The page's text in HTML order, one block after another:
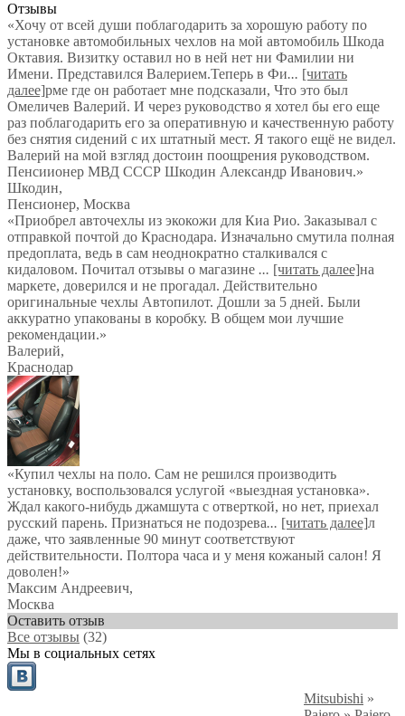
Отзывы
«Хочу от всей души поблагодарить за хорошую работу по
установке автомобильных чехлов на мой автомобиль Шкода
Октавия. Визитку оставил но в ней нет ни Фамилии ни
Имени. Представился Валерием.Теперь в Фи... [читать
далее]рме где он работает мне подсказали, Что это был
Омеличев Валерий. И через руководство я хотел бы его еще
раз поблагодарить его за оперативную и качественную работу
без снятия сидений с их штатный мест. Я такого ещё не видел.
Валерий на мой взгляд достоин поощрения руководством.
Пенсиионер МВД СССР Шкодин Александр Иванович.»
Шкодин,
Пенсионер, Москва
«Приобрел авточехлы из экокожи для Киа Рио. Заказывал с
отправкой почтой до Краснодара. Изначально смутила полная
предоплата, ведь в сам неоднократно сталкивался с
кидаловом. Почитал отзывы о магазине ... [читать далее]на
маркете, доверился и не прогадал. Действительно
оригинальные чехлы Автопилот. Дошли за 5 дней. Были
аккуратно упакованы в коробку. В общем мои лучшие
рекомендации.»
Валерий,
Краснодар
«Купил чехлы на поло. Сам не решился производить
установку, воспользовался услугой «выездная установка».
Ждал какого-нибудь джамшута с отверткой, но нет, приехал
русский парень. Признаться не подозрева... [читать далее]л
даже, что заявленные 90 минут соответствуют
действительности. Полтора часа и у меня кожаный салон! Я
доволен!»
Максим Андреевич,
Москва
Оставить отзыв
Все отзывы (32)
Мы в социальных сетях
Mitsubishi »